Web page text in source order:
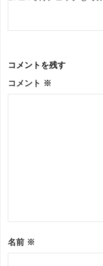
コメントを残す
コメント ※
名前 ※